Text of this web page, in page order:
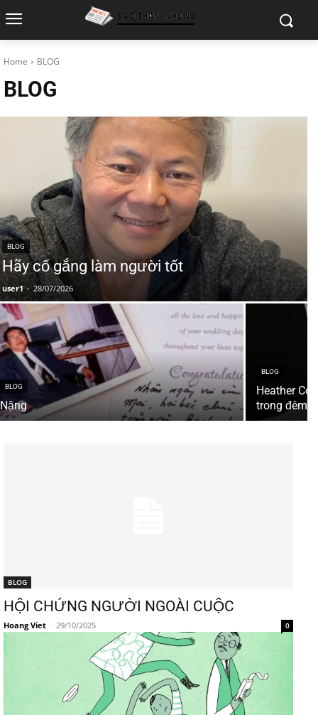
Home BLOG
BLOG
BLOG
Hãy cố gắng làm người tốt
user1 - 28/07/2026
BLOG
Nặng
BLOG
Heather
trong đêm,
BLOG
HỘI CHỨNG NGƯỜI NGOÀI CUỘC
Hoang Viet - 29/10/2025 0